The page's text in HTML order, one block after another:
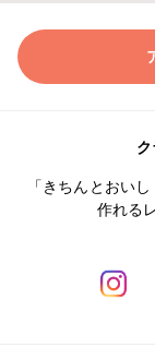
「きちんとおい
作れる